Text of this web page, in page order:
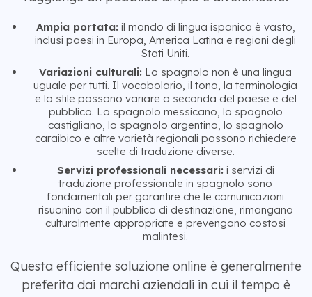
Ampia portata: il mondo di lingua ispanica è vasto,
inclusi paesi in Europa, America Latina e regioni degli
Stati Uniti.
Variazioni culturali: Lo spagnolo non è una lingua
uguale per tutti. Il vocabolario, il tono, la terminologia
e lo stile possono variare a seconda del paese e del
pubblico. Lo spagnolo messicano, lo spagnolo
castigliano, lo spagnolo argentino, lo spagnolo
caraibico e altre varietà regionali possono richiedere
scelte di traduzione diverse.
Servizi professionali necessari: i servizi di
traduzione professionale in spagnolo sono
fondamentali per garantire che le comunicazioni
risuonino con il pubblico di destinazione, rimangano
culturalmente appropriate e prevengano costosi
malintesi.
Questa efficiente soluzione online è generalmente
preferita dai marchi aziendali in cui il tempo è